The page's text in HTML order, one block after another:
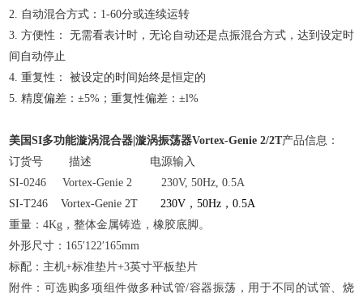
2. 自动混合方式：1-60分或连续运转
3. 方便性： 无需看表计时，无论自动还是点振混合方式，达到设定时
间自动停止
4. 重复性： 被设定的时间始终是恒定的
5. 精度偏差：±5%；重复性偏差：±l%
美国SI多功能漩涡混合器|漩涡振荡器Vortex-Genie 2/2T产品信息：
订货号
描述
电源输入
SI-0246
Vortex-Genie 2
230V, 50Hz, 0.5A
SI-T246 Vortex-Genie 2T 230V，50Hz，0.5A
重量：4Kg，整体金属铸造，橡胶底脚。
外形尺寸：165′122′165mm
标配：主机+标准垫片+3英寸平板垫片
附件：可选购多项组件做多种试管/容器振荡，用于不同的试管、烧